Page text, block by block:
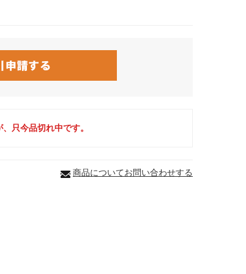
只今品切れ中です。
商品についてお問い合わせする